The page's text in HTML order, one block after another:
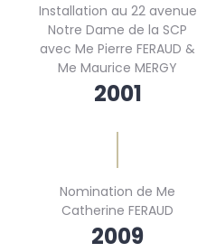
Installation au 22 avenue
Notre Dame de la SCP
avec Me Pierre FERAUD &
Me Maurice MERGY
2001
Nomination de Me
Catherine FERAUD
2009